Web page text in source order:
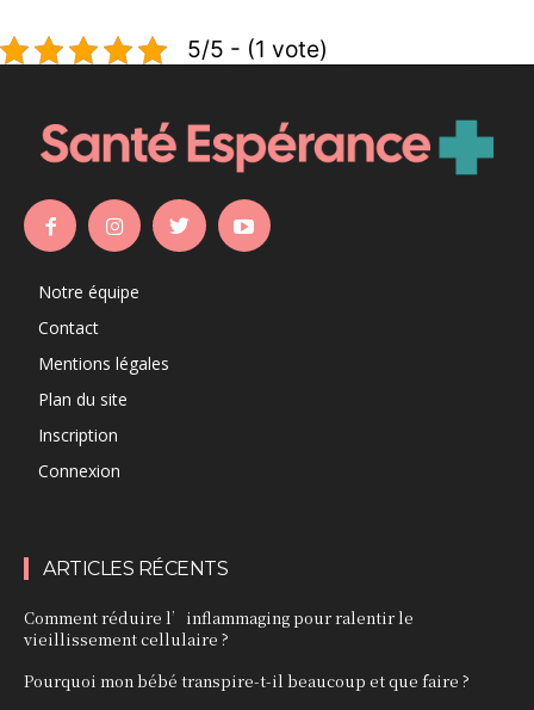
5/5 - (1 vote)
Notre équipe
Contact
Mentions légales
Plan du site
Inscription
Connexion
ARTICLES RÉCENTS
Comment réduire l’inflammaging pour ralentir le
vieillissement cellulaire ?
Pourquoi mon bébé transpire-t-il beaucoup et que faire ?